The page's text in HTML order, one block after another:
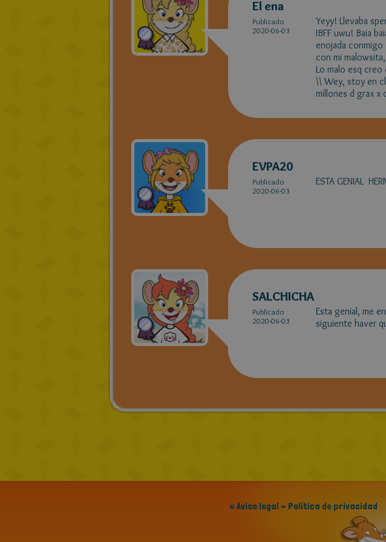
El ena
Publicado
2020-06-03
Yeyy! Llevaba
IBFF uwu! Baia
enojada
con mi
Lo malo esq creo
\\ Wey, stoy en
millones d grax x
EVPA20
Publicado
2020-06-03
ESTA GENIAL
SALCHICHA
Publicado
2020-06-03
Esta genial, me
siguiente haver
» Aviso legal - Política de privacidad